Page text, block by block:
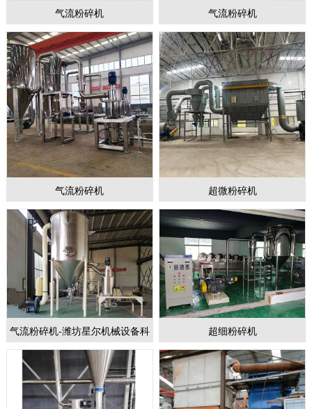
1 3
气流粉碎机 气流粉碎机
气流粉碎机 超微粉碎机
气流粉碎机-潍坊星尔机械设备科
技有限公司
超细粉碎机